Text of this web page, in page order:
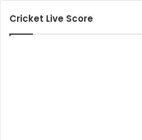
Cricket Live Score